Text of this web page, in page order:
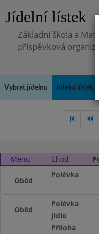
Jídelní lístek
Základní škola a
příspěvková
Vybrat jídelnu Jídelní lístek
Menu Chod
Oběd
Polévka
Oběd
Polévka
Jídlo
Příloha